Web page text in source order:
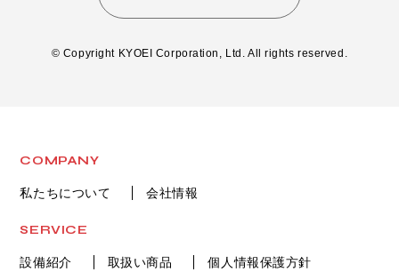
© Copyright KYOEI Corporation, Ltd. All rights reserved.
COMPANY
私たちについて 会社情報
SERVICE
設備紹介 取扱い商品 個人情報保護方針